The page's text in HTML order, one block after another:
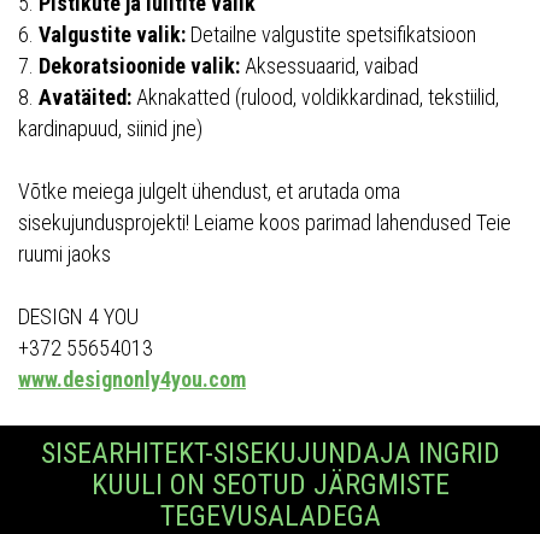
6. Valgustite valik: Detailne valgustite spetsifikatsioon
7. Dekoratsioonide valik: Aksessuaarid, vaibad
8. Avatäited: Aknakatted (rulood, voldikkardinad, tekstiilid,
kardinapuud, siinid jne)
Võtke meiega julgelt ühendust, et arutada oma
sisekujundusprojekti! Leiame koos parimad lahendused Teie
ruumi jaoks
DESIGN 4 YOU
+372 55654013
www.designonly4you.com
SISEARHITEKT-SISEKUJUNDAJA INGRID
KUULI ON SEOTUD JÄRGMISTE
TEGEVUSALADEGA